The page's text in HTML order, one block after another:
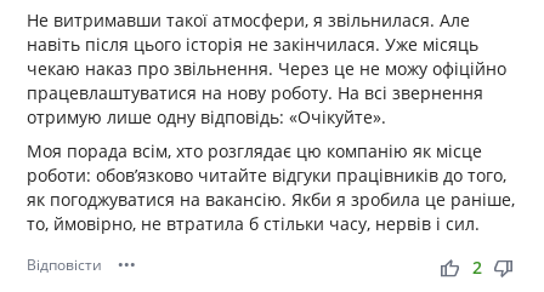
Не витримавши такої атмосфери, я звільнилася. Але
навіть після цього історія не закінчилася. Уже місяць
чекаю наказ про звільнення. Через це не можу офіційно
працевлаштуватися на нову роботу. На всі звернення
отримую лише одну відповідь: «Очікуйте».
Моя порада всім, хто розглядає цю компанію як місце
роботи: обов’язково читайте відгуки працівників до того,
як погоджуватися на вакансію. Якби я зробила це раніше,
то, ймовірно, не втратила б стільки часу, нервів і сил.
Відповісти ••• thumb_up thumb_down
2